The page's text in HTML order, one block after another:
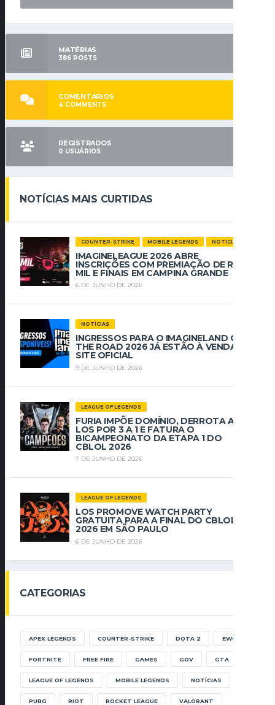
MATÉRIAS
386 POSTS
COMENTÁRIOS
4 COMMENTS
REGISTRADOS
0 USUÁRIOS
NOTÍCIAS MAIS CURTIDAS
COUNTER-STRIKE MOBILE LEGENDS NOTÍCIAS
IMAGINELEAGUE 2026 ABRE
INSCRIÇÕES COM PREMIAÇÃO DE R$ 112
MIL E FINAIS EM CAMPINA GRANDE
6 DE JUNHO DE 2026
NOTÍCIAS
INGRESSOS PARA O IMAGINELAND ON
THE ROAD 2026 JÁ ESTÃO À VENDA NO
SITE OFICIAL
9 DE JUNHO DE 2026
LEAGUE OF LEGENDS
FURIA IMPÕE DOMÍNIO, DERROTA A
LOS POR 3 A 1 E FATURA O
BICAMPEONATO DA ETAPA 1 DO
CBLOL 2026
7 DE JUNHO DE 2026
LEAGUE OF LEGENDS
LOS PROMOVE WATCH PARTY
GRATUITA PARA A FINAL DO CBLOL
2026 EM SÃO PAULO
6 DE JUNHO DE 2026
CATEGORIAS
APEX LEGENDS COUNTER-STRIKE DOTA 2 EWC
FORTNITE FREE FIRE GAMES GOV GTA
LEAGUE OF LEGENDS MOBILE LEGENDS NOTÍCIAS
PUBG RIOT ROCKET LEAGUE VALORANT